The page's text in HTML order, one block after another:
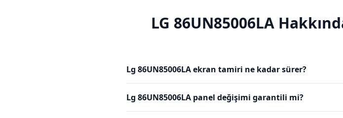
LG 86UN85006LA
Lg 86UN85006LA ekran tamiri ne kadar sürer?
Lg 86UN85006LA panel değişimi garantili mi?